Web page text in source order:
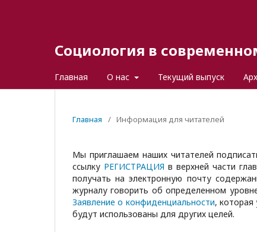
Социология в
Главная О нас Текущий выпуск
Главная / Информация для читателей
Мы приглашаем наших читателей
ссылку РЕГИСТРАЦИЯ в верхней части
получать на электронную почту
журналу говорить об определенном
Заявление о конфиденциальности,
будут использованы для других целей.